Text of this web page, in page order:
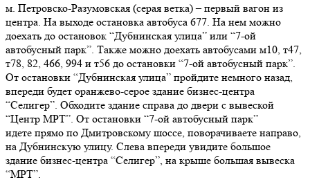
м. Петровско-Разумовская (серая ветка) – первый вагон из
центра. На выходе остановка автобуса 677. На нем можно
доехать до остановок “Дубнинская улица” или “7-ой
автобусный парк”. Также можно доехать автобусами м10, т47,
т78, 82, 466, 994 и т56 до остановки “7-ой автобусный парк”.
От остановки “Дубнинская улица” пройдите немного назад,
впереди будет оранжево-серое здание бизнес-центра
“Селигер”. Обходите здание справа до двери с вывеской
“Центр МРТ”. От остановки “7-ой автобусный парк”
идете прямо по Дмитровскому шоссе, поворачиваете направо,
на Дубнинскую улицу. Слева впереди увидите большое
здание бизнес-центра “Селигер”, на крыше большая вывеска
“МРТ”.